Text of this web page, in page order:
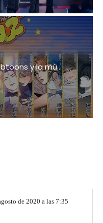
y la mú...
de 2020 a las 7:35